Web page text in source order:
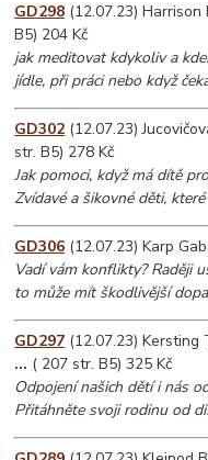
GD298 (12.07.23) Harrison
B5) 204 Kč
jak meditovat kdykoliv a
jídle, při práci nebo když
GD302 (12.07.23)
str. B5) 278 Kč
Jak pomoci, když má dítě
Zvídavé a šikovné děti,
GD306 (12.07.23) Karp
Vadí vám konflikty? Raději
to může mít škodlivější
GD297 (12.07.23) Kersting
... ( 207 str. B5) 325 Kč
Odpojení našich dětí i nás
Přitáhněte svoji rodinu od